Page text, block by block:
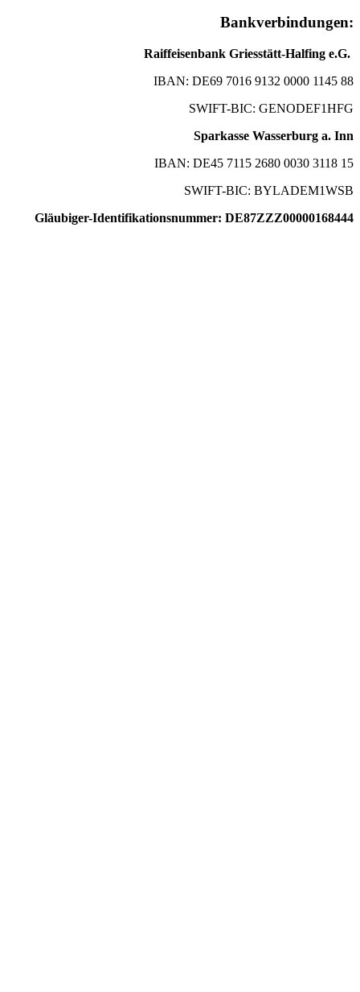
Bankverbindungen:
Raiffeisenbank Griesstätt-Halfing e.G.
IBAN: DE69 7016 9132 0000 1145 88
SWIFT-BIC: GENODEF1HFG
Sparkasse Wasserburg a. Inn
IBAN: DE45 7115 2680 0030 3118 15
SWIFT-BIC: BYLADEM1WSB
Gläubiger-Identifikationsnummer: DE87ZZZ00000168444